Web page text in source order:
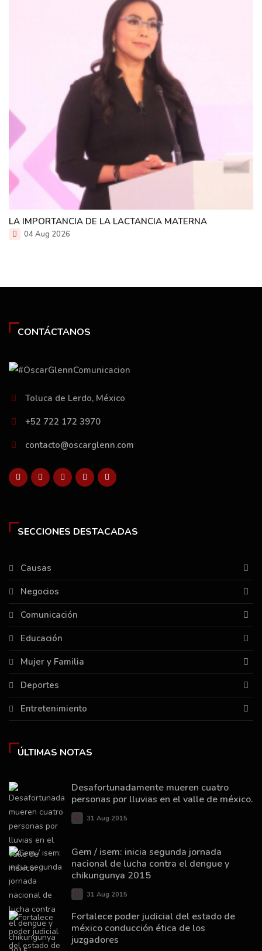
LA IMPORTANCIA DE LA LACTANCIA MATERNA
04 Aug 2026
CONTÁCTANOS
Toluca de Lerdo, México
+52 722 172 3970
contacto@oscarglenn.com
SECCIONES DESTACADAS
Causas
Negocios
Comunicación
Educación
Mujer y Familia
Deportes
Entretenimiento
ÚLTIMAS NOTAS
Desafortunadamente mueren cuatro
personas por lluvias en el valle de méxico.
31 Aug 2015
Gem / isem: inicia segunda jornada
nacional de lucha contra el dengue y
chikungunya 2015
31 Aug 2015
Fortalece poder judicial del estado de
méxico conducción ética de los
juzgadores